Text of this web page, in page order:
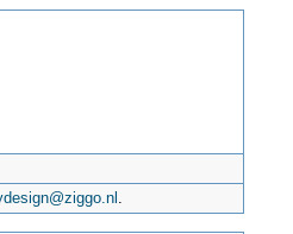
.